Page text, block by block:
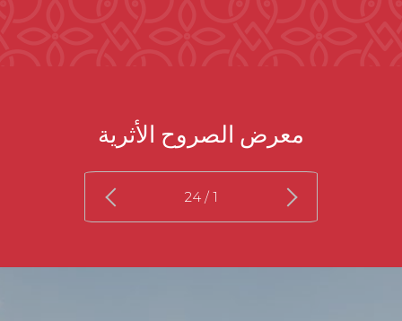
معرض الصروح الأثرية
1
/ 24